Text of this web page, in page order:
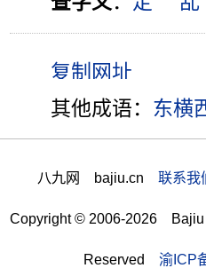
其他成语： 东横
八九网 bajiu.cn 联系
Copyright © 2006-2026
Reserved 渝ICP